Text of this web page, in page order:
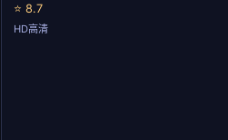
⭐ 8.7
HD高清